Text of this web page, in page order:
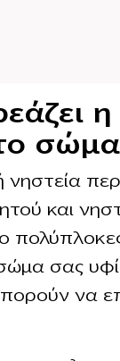
η
νηστεία
και
σας
να